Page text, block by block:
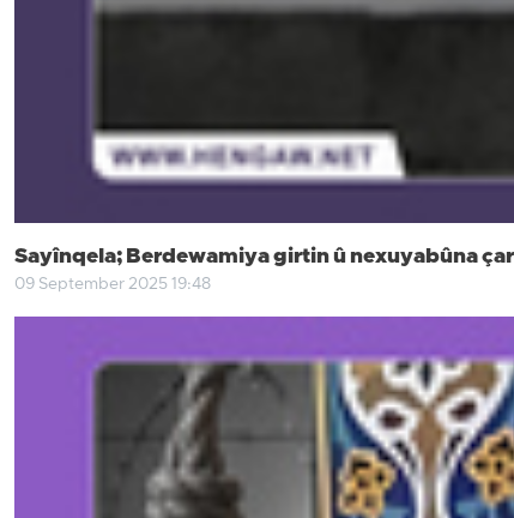
Sayînqela; Berdewamiya girtin û nexuyabûna
09 September 2025 19:48